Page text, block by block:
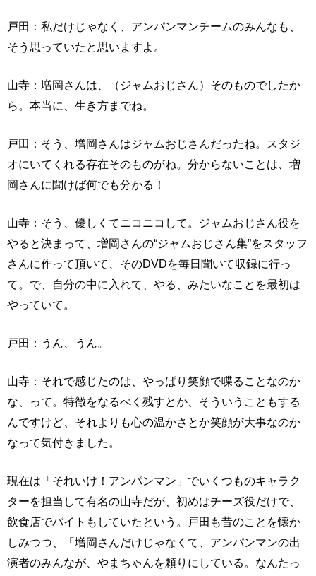
戸田：私だけじゃなく、アンパンマンチームのみんなも、
そう思っていたと思いますよ。
山寺：増岡さんは、（ジャムおじさん）そのものでしたか
ら。本当に、生き方までね。
戸田：そう、増岡さんはジャムおじさんだったね。スタジ
オにいてくれる存在そのものがね。分からないことは、増
岡さんに聞けば何でも分かる！
山寺：そう、優しくてニコニコして。ジャムおじさん役を
やると決まって、増岡さんの“ジャムおじさん集”をスタッフ
さんに作って頂いて、そのDVDを毎日聞いて収録に行っ
て。で、自分の中に入れて、やる、みたいなことを最初は
やっていて。
戸田：うん、うん。
山寺：それで感じたのは、やっぱり笑顔で喋ることなのか
な、って。特徴をなるべく残すとか、そういうこともする
んですけど、それよりも心の温かさとか笑顔が大事なのか
なって気付きました。
現在は「それいけ！アンパンマン」でいくつものキャラク
ターを担当して有名の山寺だが、初めはチーズ役だけで、
飲食店でバイトもしていたという。戸田も昔のことを懐か
しみつつ、「増岡さんだけじゃなくて、アンパンマンの出
演者のみんなが、やまちゃんを頼りにしている。なんたっ